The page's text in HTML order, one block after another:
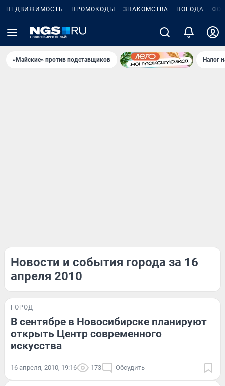
НЕДВИЖИМОСТЬ ПРОМОКОДЫ ЗНАКОМСТВА ПОГОДА
«Майские» против подставщиков Налог
Новости и события города за 16
апреля 2010
ГОРОД
В сентябре в Новосибирске планируют
открыть Центр современного
искусства
16 апреля, 2010, 19:16 173 Обсудить